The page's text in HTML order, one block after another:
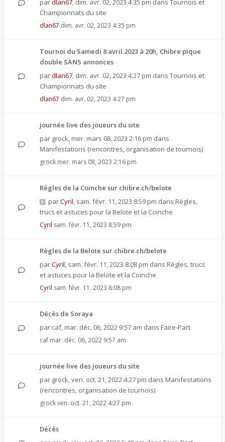
pardlan67, dim. avr. 02, 2023 4:35 pm dans Tournois et
Championnats du site
dlan67 dim. avr. 02, 2023 4:35 pm
Tournoi du Samedi 8 avril 2023 à 20h, Chibre pique
double SANS annonces
pardlan67, dim. avr. 02, 2023 4:27 pm dans Tournois et
Championnats du site
dlan67 dim. avr. 02, 2023 4:27 pm
journée live des joueurs du site
par grock, mer. mars 08, 2023 2:16 pm dans
Manifestations (rencontres, organisation de tournois)
grock mer. mars 08, 2023 2:16 pm
Règles de la Coinche sur chibre.ch/belote
parCyril, sam. févr. 11, 2023 8:59 pm dans Règles,
trucs et astuces pour la Belote et la Coinche
Cyril sam. févr. 11, 2023 8:59 pm
Règles de la Belote sur chibre.ch/belote
parCyril, sam. févr. 11, 2023 8:08 pm dans Règles, trucs
et astuces pour la Belote et la Coinche
Cyril sam. févr. 11, 2023 8:08 pm
Décès de Soraya
par caf, mar. déc. 06, 2022 9:57 am dans Faire-Part
caf mar. déc. 06, 2022 9:57 am
journée live des joueurs du site
par grock,ven. oct. 21, 2022 4:27 pm dans Manifestations
(rencontres, organisation de tournois)
grockven. oct. 21, 2022 4:27 pm
Décès